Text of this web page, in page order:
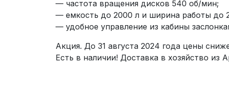
— частота вращения дисков 540 об/мин;
— емкость до 2000 л и ширина работы до
— удобное управление из кабины
Акция. До 31 августа 2024 года цены
Есть в наличии! Доставка в хозяйство из